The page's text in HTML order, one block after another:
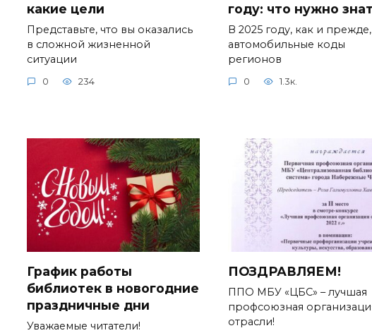
какие цели
Представьте, что вы оказались
в сложной жизненной
ситуации
0 234
году: что нужно
В 2025 году, как и прежде,
автомобильные коды
регионов
0 1.3к.
График работы
библиотек в новогодние
праздничные дни
Уважаемые читатели!
ПОЗДРАВЛЯЕМ!
ППО МБУ «ЦБС» – лучшая
профсоюзная
отрасли!